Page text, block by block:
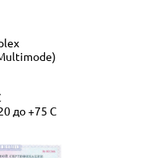
до +75 C